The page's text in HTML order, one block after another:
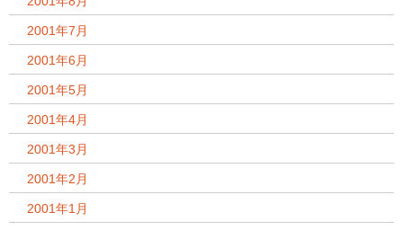
2001年7月
2001年6月
2001年5月
2001年4月
2001年3月
2001年2月
2001年1月